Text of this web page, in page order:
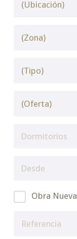
Obra Nueva